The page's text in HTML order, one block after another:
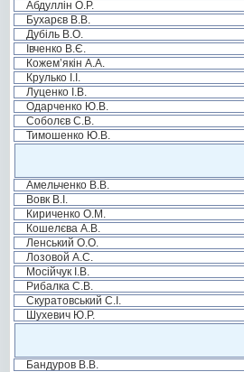
Абдуллін О.Р.
Бухарєв В.В.
Дубіль В.О.
Івченко В.Є.
Кожем’якін А.А.
Крулько І.І.
Луценко І.В.
Одарченко Ю.В.
Соболєв С.В.
Тимошенко Ю.В.
Амельченко В.В.
Вовк В.І.
Кириченко О.М.
Кошелєва А.В.
Ленський О.О.
Лозовой А.С.
Мосійчук І.В.
Рибалка С.В.
Скуратовський С.І.
Шухевич Ю.Р.
Бандуров В.В.